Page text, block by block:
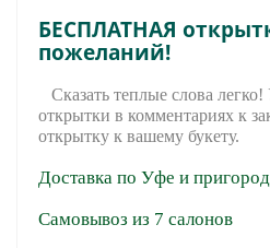
БЕСПЛАТНАЯ
пожеланий!
Сказать теплые слова
открытки в комментариях к
открытку к вашему букету.
Доставка по Уфе и
Самовывоз из 7 салонов